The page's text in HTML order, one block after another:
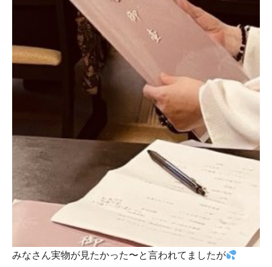
みなさん実物が見たかった〜と言われてましたが